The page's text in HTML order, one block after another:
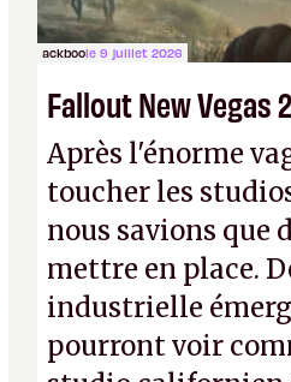
ackboole 9 juillet 2026
Fallout New Vegas
Après l'énorme
toucher les
nous savions que
mettre en place.
industrielle
pourront voir